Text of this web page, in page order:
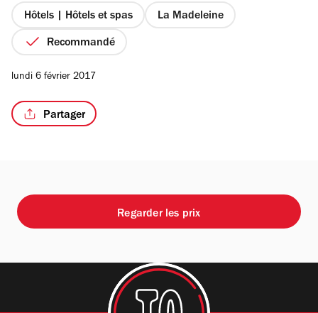
étoiles
Hôtels | Hôtels et spas La Madeleine
Recommandé
lundi 6 février 2017
Partager
Regarder les prix